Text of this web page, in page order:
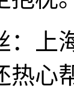
：上
热心